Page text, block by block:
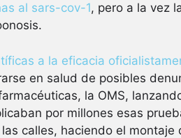
al sars-cov-1, pero a la vez
a la eficacia
en salud de posibles
la OMS,
por millones esas
calles, haciendo el montaje